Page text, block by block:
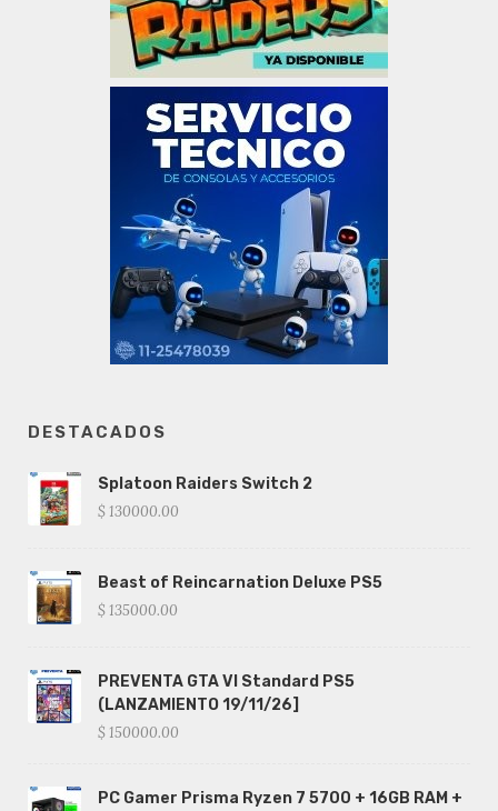
DESTACADOS
Splatoon Raiders Switch 2
$ 130000.00
Beast of Reincarnation Deluxe PS5
$ 135000.00
PREVENTA GTA VI Standard PS5
(LANZAMIENTO 19/11/26]
$ 150000.00
PC Gamer Prisma Ryzen 7 5700 + 16GB RAM +